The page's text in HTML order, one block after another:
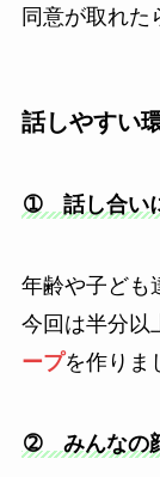
同意が取れた
話しやすい
➀ 話し合い
年齢や子ども
今回は半分以
ープを作りま
➁ みんなの